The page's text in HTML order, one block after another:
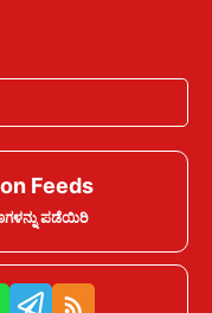
Feeds
ಪಡೆಯಿರಿ